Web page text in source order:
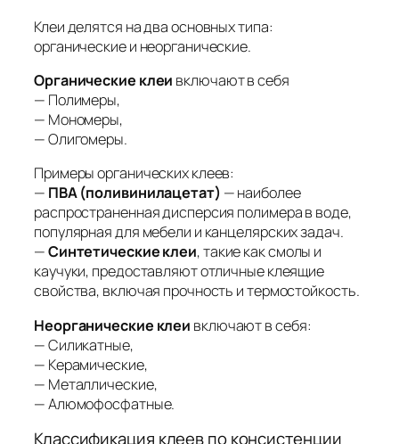
Клеи делятся на два основных типа:
органические и неорганические.
Органические клеи включают в себя
— Полимеры,
— Мономеры,
— Олигомеры.
Примеры органических клеев:
— ПВА (поливинилацетат) — наиболее
распространенная дисперсия полимера в воде,
популярная для мебели и канцелярских задач.
—Синтетические клеи, такие как смолы и
каучуки, предоставляют отличные клеящие
свойства, включая прочность и термостойкость.
Неорганические клеи включают в себя:
— Силикатные,
— Керамические,
— Металлические,
— Алюмофосфатные.
Классификация клеев по консистенции